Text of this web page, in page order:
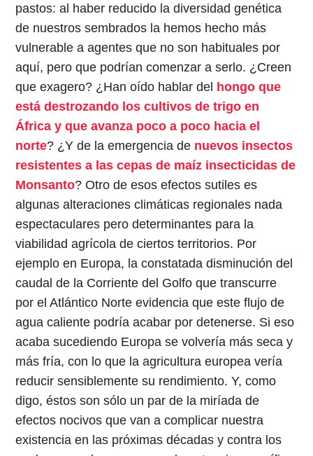
pastos: al haber reducido la diversidad genética
de nuestros sembrados la hemos hecho más
vulnerable a agentes que no son habituales por
aquí, pero que podrían comenzar a serlo. ¿Creen
que exagero? ¿Han oído hablar del hongo que
está destrozando los cultivos de trigo en
África y que avanza poco a poco hacia el
norte? ¿Y de la emergencia de nuevos insectos
resistentes a las cepas de maíz insecticidas de
Monsanto? Otro de esos efectos sutiles es
algunas alteraciones climáticas regionales nada
espectaculares pero determinantes para la
viabilidad agrícola de ciertos territorios. Por
ejemplo en Europa, la constatada disminución del
caudal de la Corriente del Golfo que transcurre
por el Atlántico Norte evidencia que este flujo de
agua caliente podría acabar por detenerse. Si eso
acaba sucediendo Europa se volvería más seca y
más fría, con lo que la agricultura europea vería
reducir sensiblemente su rendimiento. Y, como
digo, éstos son sólo un par de la miríada de
efectos nocivos que van a complicar nuestra
existencia en las próximas décadas y contra los